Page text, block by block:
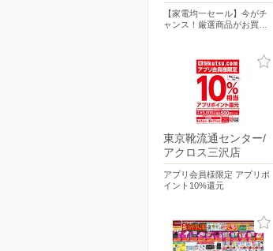
【家電均一セール】今がチ
ャンス！厳選商品がお買…
東京靴流通センター/
アクロス三沢店
アプリ会員様限定 アプリポ
イント10%還元